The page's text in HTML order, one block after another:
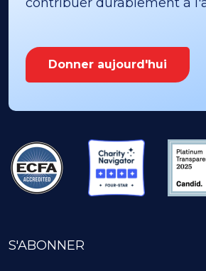
Donner aujourd'hui
S'ABONNER